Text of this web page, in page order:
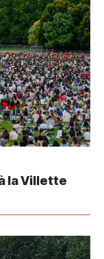
la Villette